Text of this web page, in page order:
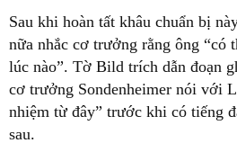
Sau khi hoàn tất khâu chuẩn bị
nữa nhắc cơ trưởng rằng ông “có
lúc nào”. Tờ Bild trích dẫn đoạn
cơ trưởng Sondenheimer nói với
nhiệm từ đây” trước khi có tiếng
sau.